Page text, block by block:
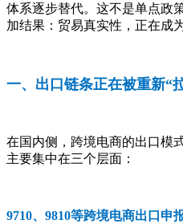
体系逐步替代。这不是单点政
加结果：贸易真实性，正在成
一、出口链条正在被重新“
在国内侧，跨境电商的出口模
主要集中在三个层面：
9710、9810等跨境电商出口申